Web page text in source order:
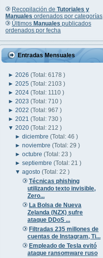
Recopilación de Tutoriales y
Manuales ordenados por categorías
Últimos Manuales publicados
ordenados por fecha
Entradas Mensuales
► 2026 (Total: 6178 )
► 2025 (Total: 2103 )
► 2024 (Total: 1110 )
► 2023 (Total: 710 )
► 2022 (Total: 967 )
► 2021 (Total: 730 )
▼ 2020 (Total: 212 )
►diciembre(Total: 46 )
►noviembre(Total: 29 )
►octubre(Total: 23 )
►septiembre(Total: 21 )
▼agosto(Total: 22 )
Técnicas phishing
utilizando texto invisible,
Zero...
La Bolsa de Nueva
Zelanda (NZX) sufre
ataque DDoS ...
Filtradas 235 millones de
cuentas de Instagram, Ti...
Empleado de Tesla evitó
ataque ransomware ruso